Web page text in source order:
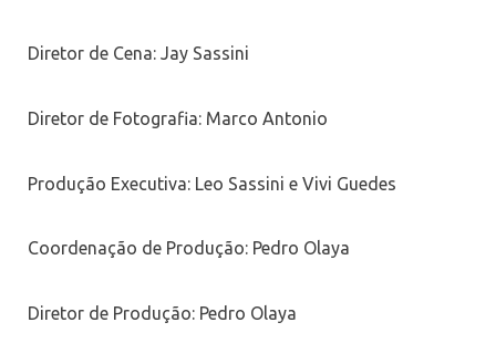
Diretor de Cena: Jay Sassini
Diretor de Fotografia: Marco Antonio
Produção Executiva: Leo Sassini e Vivi Guedes
Coordenação de Produção: Pedro Olaya
Diretor de Produção: Pedro Olaya